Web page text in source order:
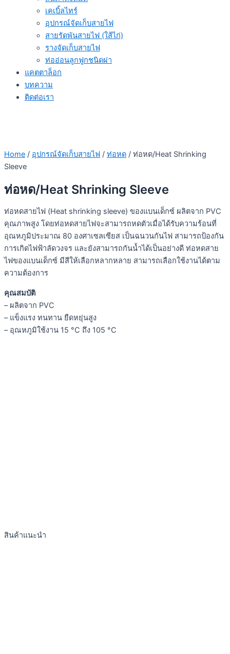
เคเบิ้ลไทร์
อุปกรณ์จัดเก็บสายไฟ
สายรัดพันสายไฟ (ใส้ไก่)
รางจัดเก็บสายไฟ
ท่ออ่อนลูกฟูกชนิดผ่า
แคตตาล็อก
บทความ
ติดต่อเรา
Home / อุปกรณ์จัดเก็บสายไฟ / ท่อหด / ท่อหด/Heat Shrinking
Sleeve
ท่อหด/Heat Shrinking Sleeve
ท่อหดสายไฟ (Heat shrinking sleeve) ของแบนเด็กซ์ ผลิตจาก PVC
คุณภาพสูง โดยท่อหดสายไฟจะสามารถหดตัวเมื่อได้รับความร้อนที่
อุณหภูมิประมาณ 80 องศาเซลเซียส เป็นฉนวนกันไฟ สามารถป้องกัน
การเกิดไฟฟ้าลัดวงจร และยังสามารถกันน้ำได้เป็นอย่างดี ท่อหดสาย
ไฟของแบนเด็กซ์ มีสีให้เลือกหลากหลาย สามารถเลือกใช้งานได้ตาม
ความต้องการ
คุณสมบัติ
– ผลิตจาก PVC
– แข็งแรง ทนทาน ยืดหยุ่นสูง
– อุณหภูมิใช้งาน 15 °C ถึง 105 °C
สินค้าแนะนำ